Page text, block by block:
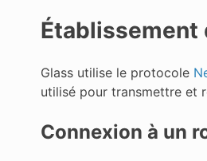
Établissement
Glass utilise le protocole
utilisé pour transmettre et
Connexion à un